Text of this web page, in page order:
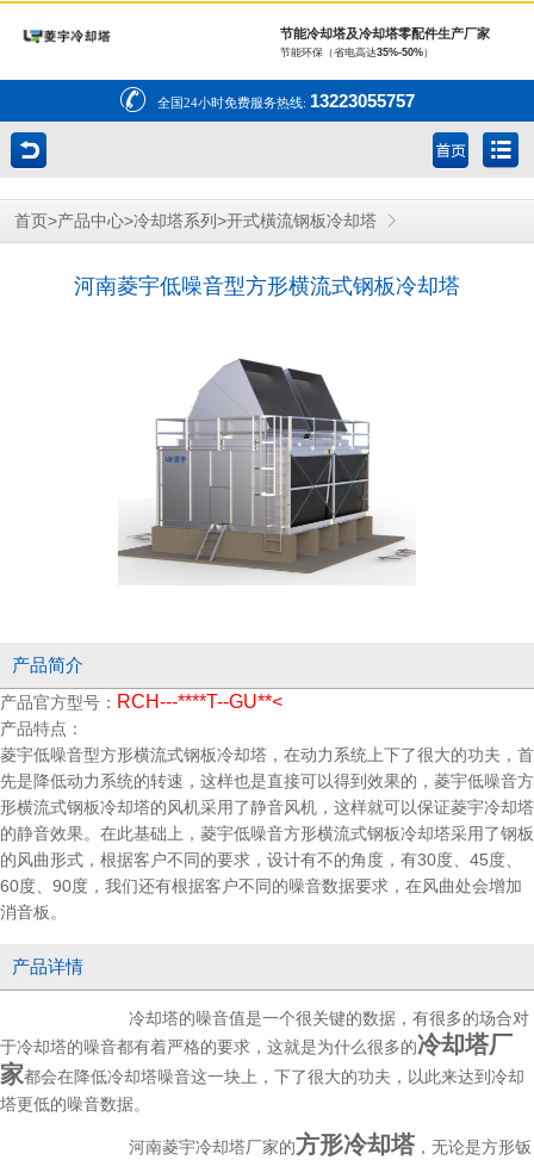
节能冷却塔及冷却塔零配件生产厂家
节能环保（省电高达35%-50%）
全国24小时免费服务热线: 13223055757
首页 >产品中心>冷却塔系列 >开式橫流钢板冷却塔
河南菱宇低噪音型方形横流式钢板冷却塔
产品简介
产品官方型号： RCH---****T--GU**<
产品特点：
菱宇低噪音型方形横流式钢板冷却塔，在动力系统上下了很大的功夫，首
先是降低动力系统的转速，这样也是直接可以得到效果的，菱宇低噪音方
形横流式钢板冷却塔的风机采用了静音风机，这样就可以保证菱宇冷却塔
的静音效果。在此基础上，菱宇低噪音方形横流式钢板冷却塔采用了钢板
的风曲形式，根据客户不同的要求，设计有不的角度，有30度、45度、
60度、90度，我们还有根据客户不同的噪音数据要求，在风曲处会增加
消音板。
产品详情
冷却塔的噪音值是一个很关键的数据，有很多的场合对
于冷却塔的噪音都有着严格的要求，这就是为什么很多的冷却塔厂
家都会在降低冷却塔噪音这一块上，下了很大的功夫，以此来达到冷却
塔更低的噪音数据。
河南菱宇冷却塔厂家的方形冷却塔 ，无论是方形钣